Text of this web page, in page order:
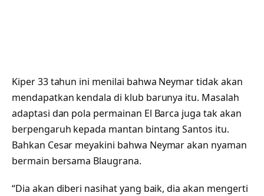
Kiper 33 tahun ini menilai bahwa Neymar tidak akan
mendapatkan kendala di klub barunya itu. Masalah
adaptasi dan pola permainan El Barca juga tak akan
berpengaruh kepada mantan bintang Santos itu.
Bahkan Cesar meyakini bahwa Neymar akan nyaman
bermain bersama Blaugrana.
“Dia akan diberi nasihat yang baik, dia akan mengerti